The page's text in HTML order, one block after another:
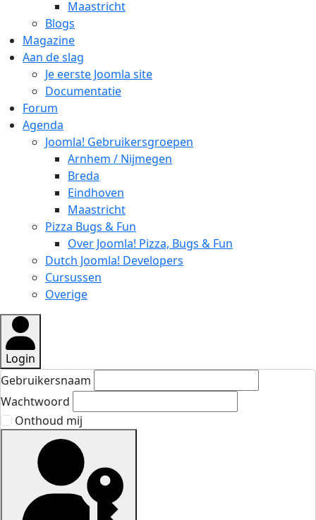
Maastricht
Blogs
Magazine
Aan de slag
Je eerste Joomla site
Documentatie
Forum
Agenda
Joomla! Gebruikersgroepen
Arnhem / Nijmegen
Breda
Eindhoven
Maastricht
Pizza Bugs & Fun
Over Joomla! Pizza, Bugs & Fun
Dutch Joomla! Developers
Cursussen
Overige
Login
Gebruikersnaam
Wachtwoord
Onthoud mij